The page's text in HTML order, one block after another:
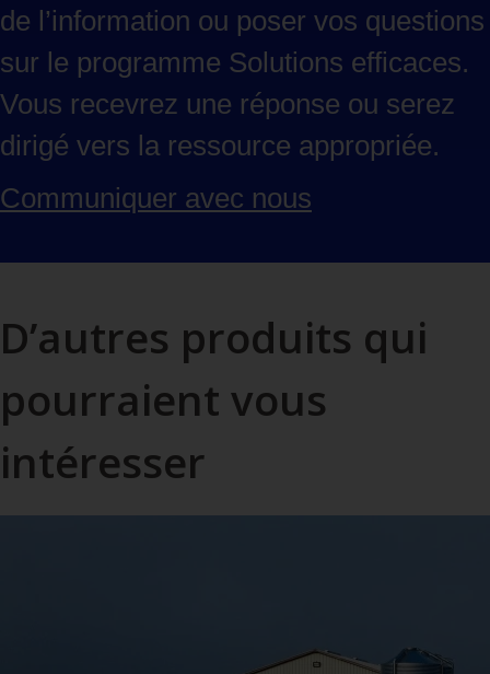
de l’information ou poser vos questions
sur le programme Solutions efficaces.
Vous recevrez une réponse ou serez
dirigé vers la ressource appropriée.
Communiquer avec nous
D’autres produits qui
pourraient vous
intéresser